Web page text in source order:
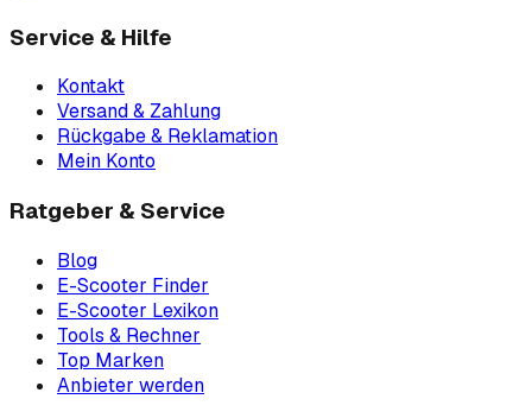
Service & Hilfe
Kontakt
Versand & Zahlung
Rückgabe & Reklamation
Mein Konto
Ratgeber & Service
Blog
E-Scooter Finder
E-Scooter Lexikon
Tools & Rechner
Top Marken
Anbieter werden